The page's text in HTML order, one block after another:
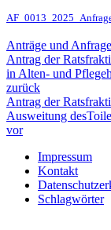
Anträge und
Antrag der
in Alten- und
zurück
Antrag der
Ausweitung
vor
Impressum
Kontakt
Schlagwörter